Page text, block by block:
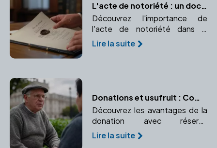
L'acte de notoriété : un document essentiel pour faire valoir vos droits d'héritier
Découvrez l'importance de
l'acte de notoriété dans la
succession et comment un
notaire peut vous aider à
Lire la suite
Donations et usufruit : Comment transmettre tout en conservant un droit d'usage ?
Découvrez les avantages de la
donation avec réserve
d'usufruit pour le donateur.
Préservez l'usage ou les
Lire la suite